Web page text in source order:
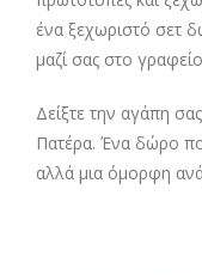
ένα ξεχωριστό σετ
μαζί σας στο
Δείξτε την αγάπη
Πατέρα. Ένα δώρο
αλλά μια όμορφη